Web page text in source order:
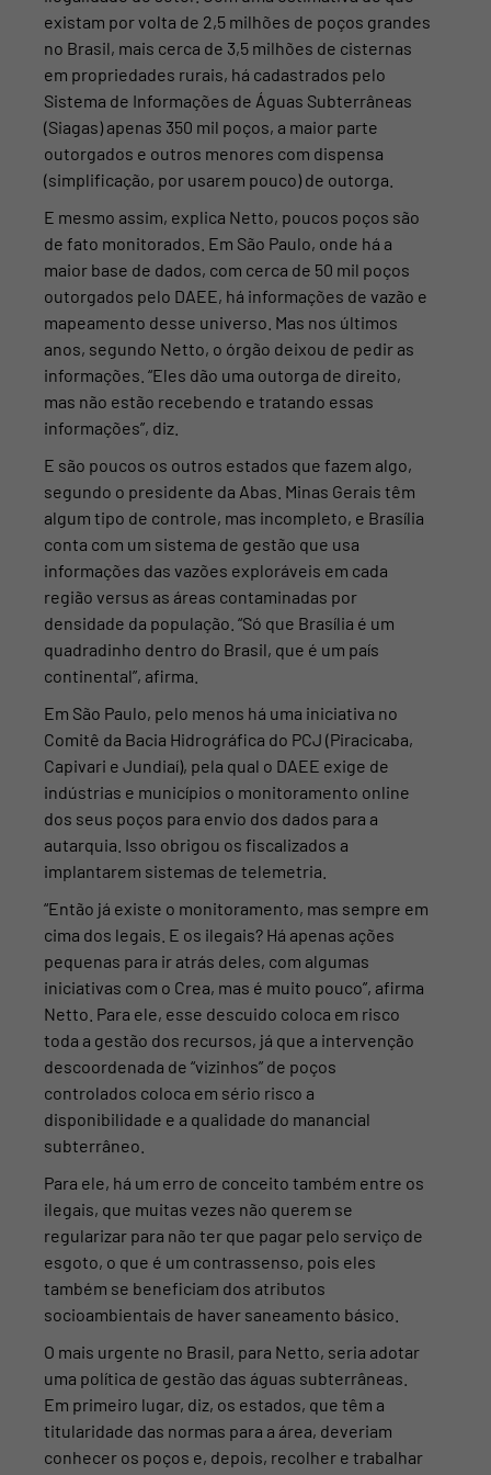
existam por volta de 2,5 milhões de poços grandes
no Brasil, mais cerca de 3,5 milhões de cisternas
em propriedades rurais, há cadastrados pelo
Sistema de Informações de Águas Subterrâneas
(Siagas) apenas 350 mil poços, a maior parte
outorgados e outros menores com dispensa
(simplificação, por usarem pouco) de outorga.
E mesmo assim, explica Netto, poucos poços são
de fato monitorados. Em São Paulo, onde há a
maior base de dados, com cerca de 50 mil poços
outorgados pelo DAEE, há informações de vazão e
mapeamento desse universo. Mas nos últimos
anos, segundo Netto, o órgão deixou de pedir as
informações. “Eles dão uma outorga de direito,
mas não estão recebendo e tratando essas
informações”, diz.
E são poucos os outros estados que fazem algo,
segundo o presidente da Abas. Minas Gerais têm
algum tipo de controle, mas incompleto, e Brasília
conta com um sistema de gestão que usa
informações das vazões exploráveis em cada
região versus as áreas contaminadas por
densidade da população. “Só que Brasília é um
quadradinho dentro do Brasil, que é um país
continental”, afirma.
Em São Paulo, pelo menos há uma iniciativa no
Comitê da Bacia Hidrográfica do PCJ (Piracicaba,
Capivari e Jundiaí), pela qual o DAEE exige de
indústrias e municípios o monitoramento online
dos seus poços para envio dos dados para a
autarquia. Isso obrigou os fiscalizados a
implantarem sistemas de telemetria.
“Então já existe o monitoramento, mas sempre em
cima dos legais. E os ilegais? Há apenas ações
pequenas para ir atrás deles, com algumas
iniciativas com o Crea, mas é muito pouco”, afirma
Netto. Para ele, esse descuido coloca em risco
toda a gestão dos recursos, já que a intervenção
descoordenada de “vizinhos” de poços
controlados coloca em sério risco a
disponibilidade e a qualidade do manancial
subterrâneo.
Para ele, há um erro de conceito também entre os
ilegais, que muitas vezes não querem se
regularizar para não ter que pagar pelo serviço de
esgoto, o que é um contrassenso, pois eles
também se beneficiam dos atributos
socioambientais de haver saneamento básico.
O mais urgente no Brasil, para Netto, seria adotar
uma política de gestão das águas subterrâneas.
Em primeiro lugar, diz, os estados, que têm a
titularidade das normas para a área, deveriam
conhecer os poços e, depois, recolher e trabalhar